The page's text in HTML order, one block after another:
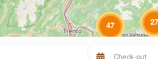
27
47